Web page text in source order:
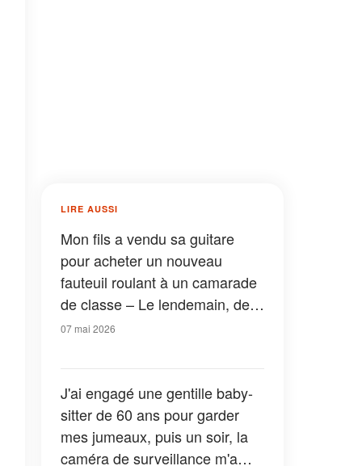
LIRE AUSSI
Mon fils a vendu sa guitare
pour acheter un nouveau
fauteuil roulant à un camarade
de classe – Le lendemain, des
policiers se sont présentés
07 mai 2026
J'ai engagé une gentille baby-
sitter de 60 ans pour garder
mes jumeaux, puis un soir, la
caméra de surveillance m'a